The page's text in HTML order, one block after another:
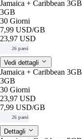
Jamaica + Caribbean 3GB
3GB
30 Giorni
7,99 USD/GB
23,97 USD
26 paesi
Vedi dettagli
Jamaica + Caribbean 3GB
3GB
30 Giorni
23,97 USD
7,99 USD/GB
26 paesi
Dettagli